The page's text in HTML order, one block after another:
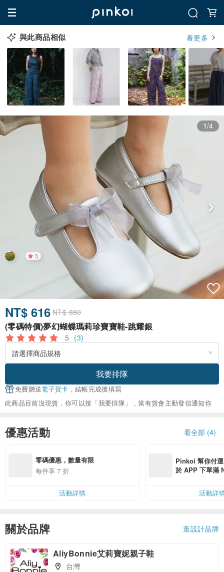
與此商品相似 看更多
1/4
5
NT$ 616 NT$ 880
(零碼特價)夢幻蝴蝶瑪莉珍寶寶鞋-跳耀銀
5 (3)
我要排隊
免費贈送電子賀卡 ，結帳完成後填寫
此商品目前沒現貨，你可以按「我要排隊」，當有貨會主動發信通知你
優惠活動 看全部 (4)
零碼優惠，數量有限
每件享 7 折
活動詳情
Pinkoi 幫你付
於 APP 下單滿
活動詳
關於品牌 逛設計品牌
AliyBonnie艾莉寶妮親子鞋
台灣